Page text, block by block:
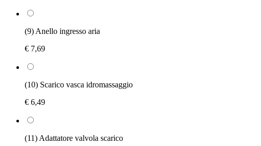
(9) Anello ingresso aria
€ 7,69
(10) Scarico vasca idromassaggio
€ 6,49
(11) Adattatore valvola scarico